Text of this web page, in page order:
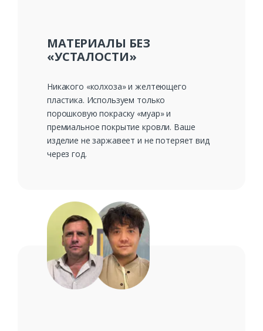
МАТЕРИАЛЫ БЕЗ
«УСТАЛОСТИ»
Никакого «колхоза» и желтеющего
пластика. Используем только
порошковую покраску «муар» и
премиальное покрытие кровли. Ваше
изделие не заржавеет и не потеряет вид
через год.